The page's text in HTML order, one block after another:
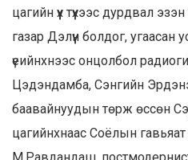
цагийн үүх түүхээс дурдвал
газар Дэлүүн болдог,
үеийнхнээс онцолбол
Цэдэндамба, Сэнгийн
баавайнуудын төрж өссөн
цагийнхнаас Соёлын гавьяат